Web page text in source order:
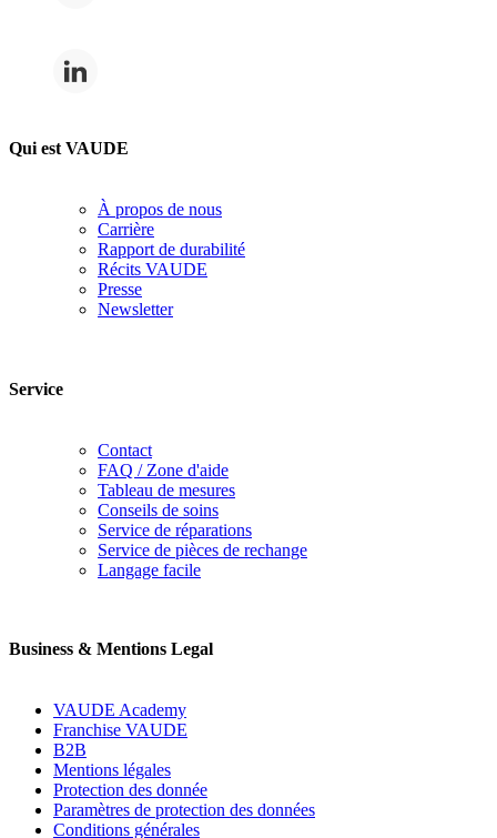
Qui est VAUDE
À propos de nous
Carrière
Rapport de durabilité
Récits VAUDE
Presse
Newsletter
Service
Contact
FAQ / Zone d'aide
Tableau de mesures
Conseils de soins
Service de réparations
Service de pièces de rechange
Langage facile
Business & Mentions Legal
VAUDE Academy
Franchise VAUDE
B2B
Mentions légales
Protection des donnée
Paramètres de protection des données
Conditions générales